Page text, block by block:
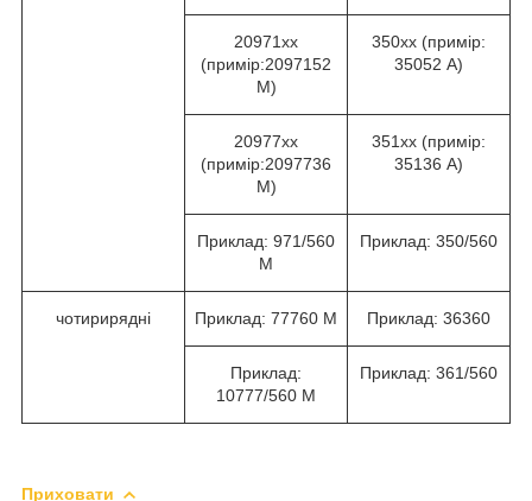
20971хх
(примір:2097152
М)
350хх (примір:
35052 А)
20977хх
(примір:2097736
М)
351хх (примір:
35136 А)
Приклад: 971/560
М
Приклад: 350/560
чотирирядні Приклад: 77760 М Приклад: 36360
Приклад:
10777/560 М
Приклад: 361/560
Приховати